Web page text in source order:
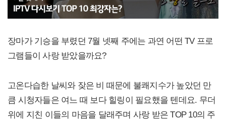
장마가 기승을 부렸던 7월 넷째 주에는 과연 어떤 TV 프로
그램들이 사랑 받았을까요?
고온다습한 날씨와 잦은 비 때문에 불쾌지수가 높았던 만
큼 시청자들은 여느 때 보다 힐링이 필요했을 텐데요. 무더
위에 지친 이들의 마음을 달래주며 사랑 받은 TOP 10의 주